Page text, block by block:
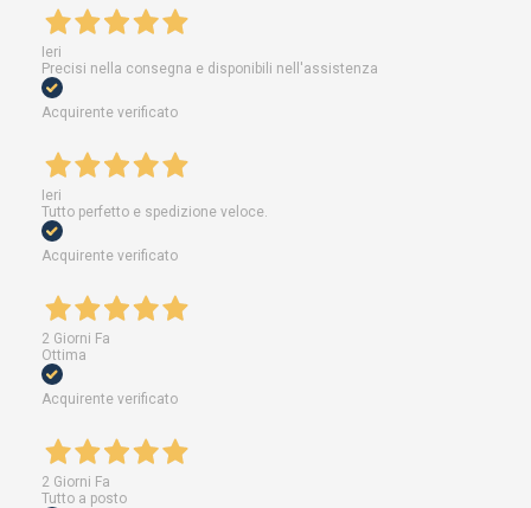
Ieri
Precisi nella consegna e disponibili nell'assistenza
Acquirente verificato
Ieri
Tutto perfetto e spedizione veloce.
Acquirente verificato
2 Giorni Fa
Ottima
Acquirente verificato
2 Giorni Fa
Tutto a posto